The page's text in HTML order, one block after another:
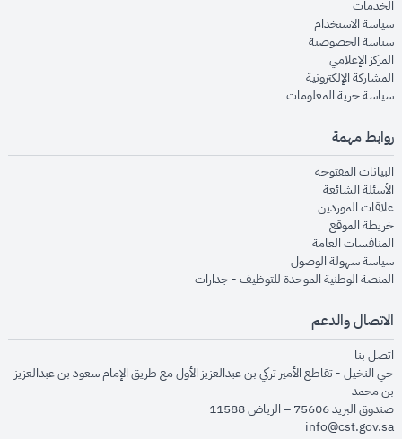
الخدماتopens in new window
سياسة الاستخدام
سياسة الخصوصيةopens in new window
المركز الإعلاميopens in new window
المشاركة الإلكترونيةopens in new window
سياسة حرية المعلوماتopens in new window
روابط مهمة
البيانات المفتوحةopens in new window
الأسئلة الشائعةopens in new window
علاقات الموردينopens in new window
خريطة الموقعopens in new window
المنافسات العامةopens in new window
سياسة سهولة الوصولopens in new window
المنصة الوطنية الموحدة للتوظيف - جداراتopens in new window
الاتصال والدعم
اتصل بنا
حي النخيل - تقاطع الأمير تركي بن عبدالعزيز الأول مع طريق الإمام سعود بن عبدالعزيز
بن محمد
صندوق البريد 75606 – الرياض 11588
info@cst.gov.sa